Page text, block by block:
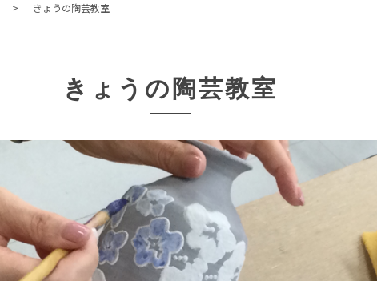
きょうの陶芸教室
きょうの陶芸教室